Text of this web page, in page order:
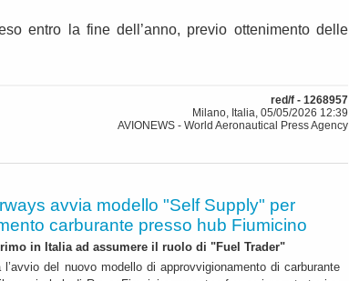
entro la fine dell’anno, previo ottenimento delle
red/f - 1268957
Milano, Italia, 05/05/2026 12:39
AVIONEWS - World Aeronautical Press Agency
avvia modello "Self Supply" per
carburante presso hub Fiumicino
in Italia ad assumere il ruolo di "Fuel Trader"
l’avvio del nuovo modello di approvvigionamento di carburante